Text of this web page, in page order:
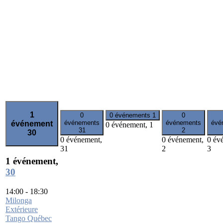
1
événement
30
1 événement,
30
14:00 - 18:30
Milonga
Extérieure
Tango Québec
0
événements
31
0 événement,
31
0 événements 1
0 événement, 1
0
événements
2
0 événement,
2
0
3